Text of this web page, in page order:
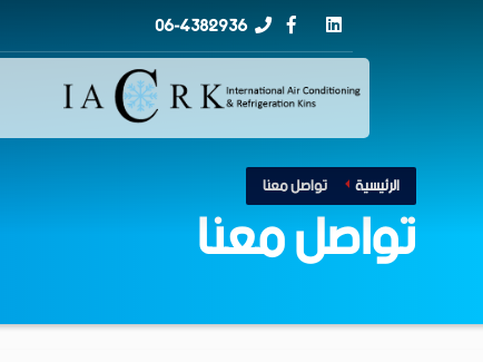
06-4382936
الرئيسية
تواصل معنا